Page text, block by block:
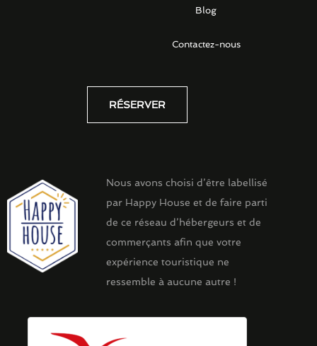
Blog
Contactez-nous
RÉSERVER
Nous avons choisi d’être labellisé
par Happy House et de faire parti
de ce réseau d’hébergeurs et de
commerçants afin que votre
expérience touristique ne
ressemble à aucune autre !